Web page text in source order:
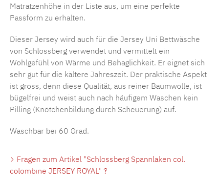
Matratzenhöhe in der Liste aus, um eine perfekte
Passform zu erhalten.
Dieser Jersey wird auch für die Jersey Uni Bettwäsche
von Schlossberg verwendet und vermittelt ein
Wohlgefühl von Wärme und Behaglichkeit. Er eignet sich
sehr gut für die kältere Jahreszeit. Der praktische Aspekt
ist gross, denn diese Qualität, aus reiner Baumwolle, ist
bügelfrei und weist auch nach häufigem Waschen kein
Pilling (Knötchenbildung durch Scheuerung) auf.
Waschbar bei 60 Grad.
Fragen zum Artikel "Schlossberg Spannlaken col.
colombine JERSEY ROYAL" ?